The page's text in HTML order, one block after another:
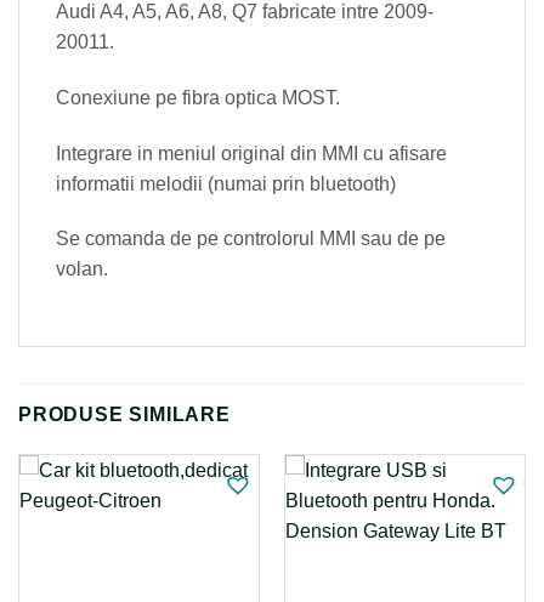
Audi A4, A5, A6, A8, Q7 fabricate intre 2009-
20011.
Conexiune pe fibra optica MOST.
Integrare in meniul original din MMI cu afisare
informatii melodii (numai prin bluetooth)
Se comanda de pe controlorul MMI sau de pe
volan.
PRODUSE SIMILARE